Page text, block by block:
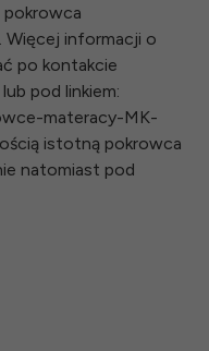
pokrowca
Więcej informacji o
po kontakcie
pod linkiem:
materacy-MK-
istotną pokrowca
natomiast pod